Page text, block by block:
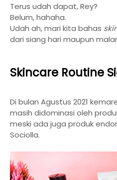
Terus udah dapat, Rey?
Belum, hahaha.
Udah ah, mari kita bahas
dari siang hari maupun
Skincare Routine
Di bulan Agustus 2021
masih didominasi oleh
meski ada juga produk
Sociolla.